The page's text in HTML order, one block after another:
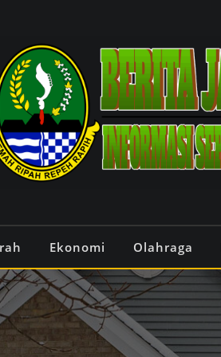
Ekonomi Olahraga